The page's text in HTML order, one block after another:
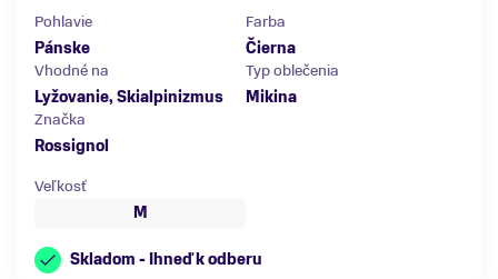
Pohlavie
Pánske
Farba
Čierna
Vhodné na
Lyžovanie, Skialpinizmus
Typ oblečenia
Mikina
Značka
Rossignol
Veľkosť
M
Skladom - Ihneď k odberu